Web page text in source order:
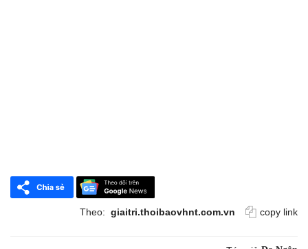
Theo: giaitri.thoibaovhnt.com.vn copy link